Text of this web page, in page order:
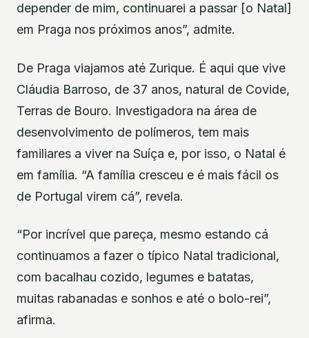
depender de mim, continuarei a passar [o Natal]
em Praga nos próximos anos”, admite.
De Praga viajamos até Zurique. É aqui que vive
Cláudia Barroso, de 37 anos, natural de Covide,
Terras de Bouro. Investigadora na área de
desenvolvimento de polímeros, tem mais
familiares a viver na Suíça e, por isso, o Natal é
em família. “A família cresceu e é mais fácil os
de Portugal virem cá”, revela.
“Por incrível que pareça, mesmo estando cá
continuamos a fazer o típico Natal tradicional,
com bacalhau cozido, legumes e batatas,
muitas rabanadas e sonhos e até o bolo-rei”,
afirma.